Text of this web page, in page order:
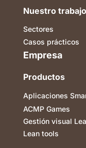
Nuestro trabajo
Sectores
Casos prácticos
Empresa
Productos
Aplicaciones
ACMP Games
Gestión visual
Lean tools